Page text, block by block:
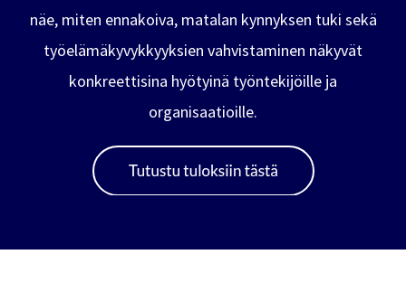
näe, miten ennakoiva, matalan kynnyksen tuki sekä
työelämäkyvykkyyksien vahvistaminen näkyvät
konkreettisina hyötyinä työntekijöille ja
organisaatioille.